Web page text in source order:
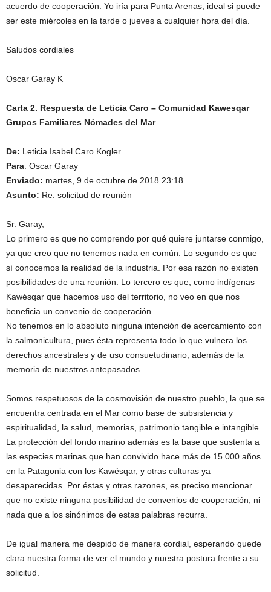
acuerdo de cooperación. Yo iría para Punta Arenas, ideal si puede
ser este miércoles en la tarde o jueves a cualquier hora del día.
Saludos cordiales
Oscar Garay K
Carta 2. Respuesta de Leticia Caro – Comunidad Kawesqar
Grupos Familiares Nómades del Mar
De: Leticia Isabel Caro Kogler
Para: Oscar Garay
Enviado: martes, 9 de octubre de 2018 23:18
Asunto: Re: solicitud de reunión
Sr. Garay,
Lo primero es que no comprendo por qué quiere juntarse conmigo,
ya que creo que no tenemos nada en común. Lo segundo es que
sí conocemos la realidad de la industria. Por esa razón no existen
posibilidades de una reunión. Lo tercero es que, como indígenas
Kawésqar que hacemos uso del territorio, no veo en que nos
beneficia un convenio de cooperación.
No tenemos en lo absoluto ninguna intención de acercamiento con
la salmonicultura, pues ésta representa todo lo que vulnera los
derechos ancestrales y de uso consuetudinario, además de la
memoria de nuestros antepasados.
Somos respetuosos de la cosmovisión de nuestro pueblo, la que se
encuentra centrada en el Mar como base de subsistencia y
espiritualidad, la salud, memorias, patrimonio tangible e intangible.
La protección del fondo marino además es la base que sustenta a
las especies marinas que han convivido hace más de 15.000 años
en la Patagonia con los Kawésqar, y otras culturas ya
desaparecidas. Por éstas y otras razones, es preciso mencionar
que no existe ninguna posibilidad de convenios de cooperación, ni
nada que a los sinónimos de estas palabras recurra.
De igual manera me despido de manera cordial, esperando quede
clara nuestra forma de ver el mundo y nuestra postura frente a su
solicitud.